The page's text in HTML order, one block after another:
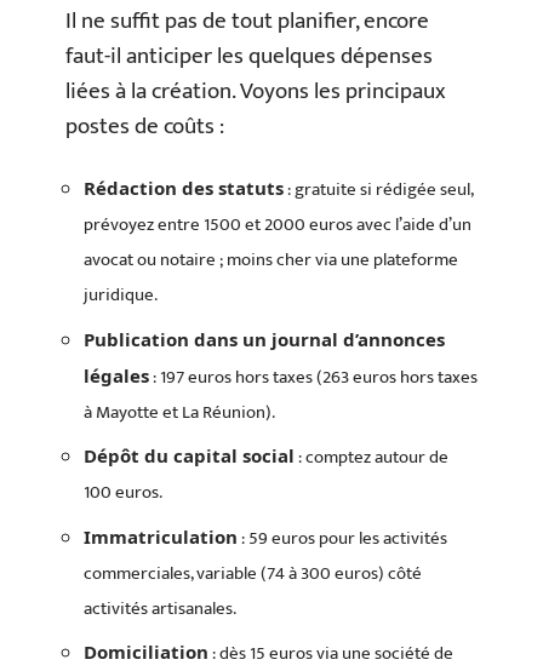
Il ne suffit pas de tout planifier, encore
faut-il anticiper les quelques dépenses
liées à la création. Voyons les principaux
postes de coûts :
Rédaction des statuts: gratuite si rédigée seul,
prévoyez entre 1500 et 2000 euros avec l’aide d’un
avocat ou notaire ; moins cher via une plateforme
juridique.
Publication dans un journal d’annonces
légales: 197 euros hors taxes (263 euros hors taxes
à Mayotte et La Réunion).
Dépôt du capital social : comptez autour de
100 euros.
Immatriculation : 59 euros pour les activités
commerciales, variable (74 à 300 euros) côté
activités artisanales.
Domiciliation : dès 15 euros via une société de